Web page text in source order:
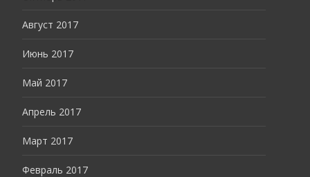
Август 2017
Июнь 2017
Май 2017
Апрель 2017
Март 2017
Февраль 2017